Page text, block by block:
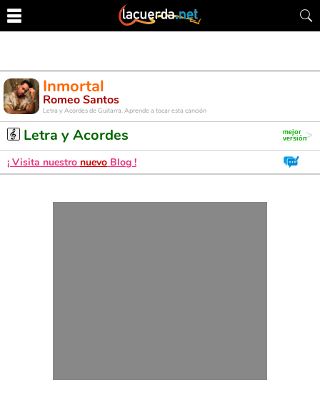
Inmortal
Romeo Santos
Letra y Acordes de Guitarra. Aprende a tocar esta canción
Letra y Acordes
¡ Visita nuestro nuevo Blog !